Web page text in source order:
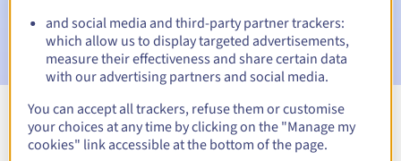
E-mail na de Redemption Grace Periodom de
verwijdering van de domeinnaam te melden
Bekijk alle extensies
and social media and third-party partner trackers:
which allow us to display targeted advertisements,
measure their effectiveness and share certain data
with our advertising partners and social media.
You can accept all trackers, refuse them or customise
your choices at any time by clicking on the "Manage my
cookies" link accessible at the bottom of the page.